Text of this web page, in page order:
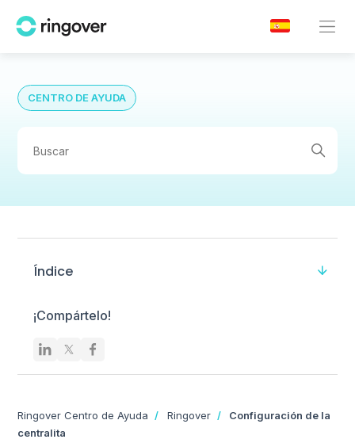
CENTRO DE AYUDA
Índice
¡Compártelo!
Ringover Centro de Ayuda Ringover
Configuración de la
centralita